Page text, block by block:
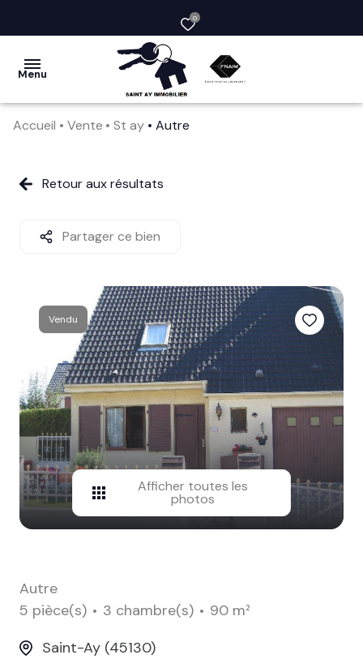
0
Menu
vendre
société
contact
Accueil Vente St ay Autre
Retour aux résultats
Partager ce bien
Vendu
Afficher toutes les
photos
Autre
5 pièce(s)
3 chambre(s)
90 m²
Saint-Ay (45130)